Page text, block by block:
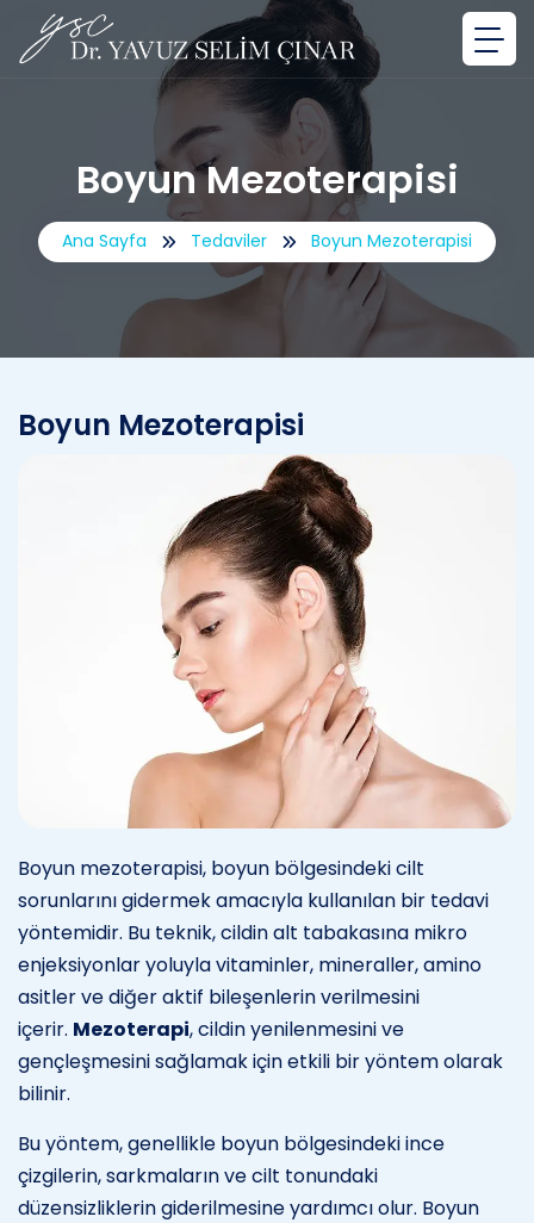
Boyun Mezoterapisi
Ana Sayfa Tedaviler Boyun Mezoterapisi
Boyun Mezoterapisi
Boyun mezoterapisi, boyun bölgesindeki cilt
sorunlarını gidermek amacıyla kullanılan bir tedavi
yöntemidir. Bu teknik, cildin alt tabakasına mikro
enjeksiyonlar yoluyla vitaminler, mineraller, amino
asitler ve diğer aktif bileşenlerin verilmesini
içerir. Mezoterapi, cildin yenilenmesini ve
gençleşmesini sağlamak için etkili bir yöntem olarak
bilinir.
Bu yöntem, genellikle boyun bölgesindeki ince
çizgilerin, sarkmaların ve cilt tonundaki
düzensizliklerin giderilmesine yardımcı olur. Boyun